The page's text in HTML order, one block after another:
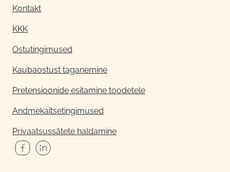
Kontakt
KKK
Ostutingimused
Kaubaostust taganemine
Pretensioonide esitamine toodetele
Andmekaitsetingimused
Privaatsussätete haldamine